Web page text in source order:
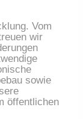
Vom
wir
sowie
öffentlichen